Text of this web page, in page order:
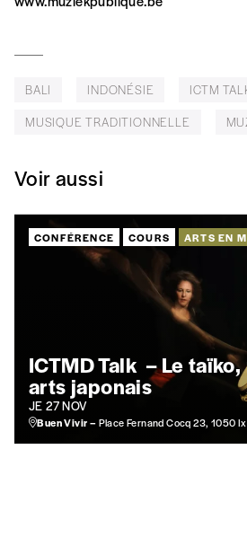
Quantité
Édition numérique
Offre découverte
BALI INDONÉSIE
ICTM
MUSIQUE TRADITIONNELLE
Voir aussi
CONFÉRENCE COURS ARTS EN
ICTMD Talk – Le
arts japonais
JE 27 NOV
Buen Vivir –Place Fernand Cocq 23, 1050